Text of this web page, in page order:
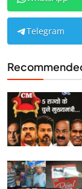
Telegram